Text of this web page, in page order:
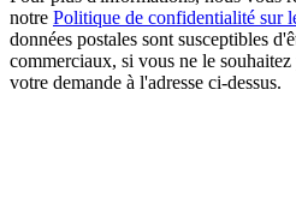
notre Politique de confidentialité sur
données postales sont susceptibles
commerciaux, si vous ne le souhaitez
votre demande à l'adresse ci-dessus.